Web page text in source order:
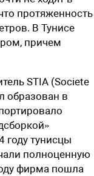
протяженность
В Тунисе
причем
STIA (Societe
образован в
году тунисцы
полноценную
фирма пошла